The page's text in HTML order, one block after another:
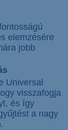
elemzésére
jobb
Universal
visszafogja
és így
a nagy